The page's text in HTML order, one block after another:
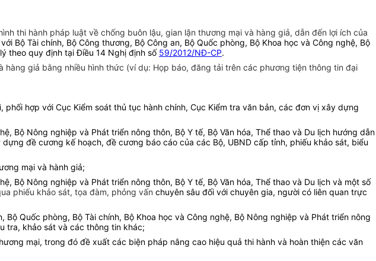
thi hành pháp luật về chống buôn lậu, gian lận thương mại và hàng giả, dẫn đến lợi ích của
Bộ Tài chính, Bộ Công thương, Bộ Công an, Bộ Quốc phòng, Bộ Khoa học và Công nghệ, Bộ
theo quy định tại Điều 14 Nghị định số 59/2012/NĐ-CP.
hàng giả bằng nhiều hình thức (ví dụ: Họp báo, đăng tải trên các phương tiện thông tin đại
hợp với Cục Kiểm soát thủ tục hành chính, Cục Kiểm tra văn bản, các đơn vị xây dựng
Bộ Nông nghiệp và Phát triển nông thôn, Bộ Y tế, Bộ Văn hóa, Thể thao và Du lịch hướng dẫn
đề cương kế hoạch, đề cương báo cáo của các Bộ, UBND cấp tỉnh, phiếu khảo sát, biểu
mại và hành giả;
Bộ Nông nghiệp và Phát triển nông thôn, Bộ Y tế, Bộ Văn hóa, Thể thao và Du lịch và một số
phiếu khảo sát, tọa đàm, phỏng vấn chuyên sâu đối với chuyên gia, người có liên quan trực
Quốc phòng, Bộ Tài chính, Bộ Khoa học và Công nghệ, Bộ Nông nghiệp và Phát triển nông
tra, khảo sát và các thông tin khác;
mại, trong đó đề xuất các biện pháp nâng cao hiệu quả thi hành và hoàn thiện các văn